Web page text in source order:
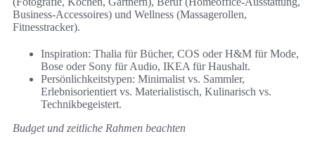
Business-Accessoires) und Wellness (Massagerollen,
Fitnesstracker).
Inspiration: Thalia für Bücher, COS oder H&M für Mode,
Bose oder Sony für Audio, IKEA für Haushalt.
Persönlichkeitstypen: Minimalist vs. Sammler,
Erlebnisorientiert vs. Materialistisch, Kulinarisch vs.
Technikbegeistert.
Budget und zeitliche Rahmen beachten